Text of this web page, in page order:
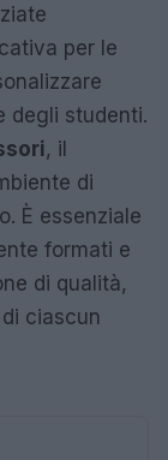
per le
degli studenti.
, il
di
È essenziale
formati e
di qualità,
ciascun